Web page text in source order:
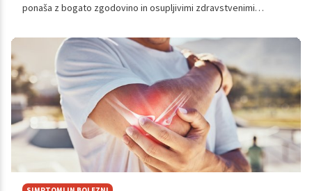
ponaša z bogato zgodovino in osupljivimi zdravstvenimi
prehladom in okužbam, kislo zelje ponuja naravno rešitev za
krepitev imunskega sistema in zdravje prebave. Poleg tega je
zaradi svoje bogate hranilne vrednosti prava superhrana, ki jo je
vredno vključiti v vsakodnevno prehrano.